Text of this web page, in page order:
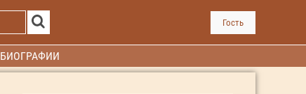
Гость
БИОГРАФИИ